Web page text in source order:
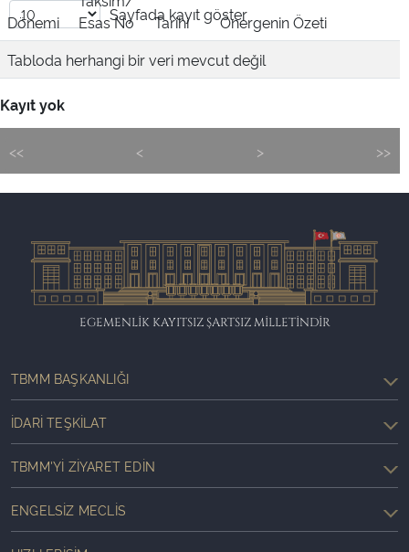
Sayfada kayıt göster
Dönemi
Esas No
Tarihi
Önergenin Özeti
Tabloda herhangi bir veri mevcut değil
Kayıt yok
<< < > >>
EGEMENLİK KAYITSIZ ŞARTSIZ MİLLETİNDİR
TBMM BAŞKANLIĞI
İDARI TEŞKILAT
TBMM'YI ZIYARET EDIN
ENGELSIZ MECLIS